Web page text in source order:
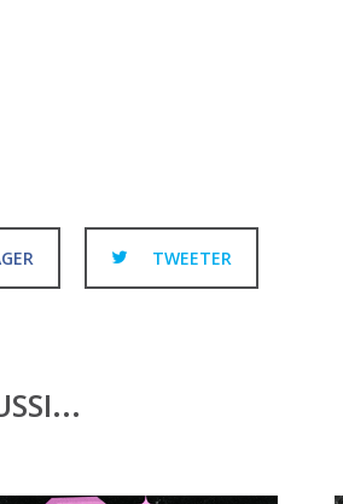
TWEETER